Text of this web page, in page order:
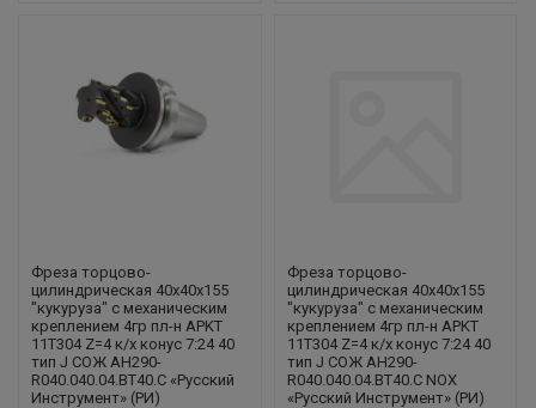
Фреза торцово-
цилиндрическая 40x40x155
"кукуруза" с механическим
креплением 4гр пл-н APKT
11T304 Z=4 к/х конус 7:24 40
тип J СОЖ AH290-
R040.040.04.BT40.C «Русский
Инструмент» (РИ)
Фреза торцово-
цилиндрическая 40x40x155
"кукуруза" с механическим
креплением 4гр пл-н APKT
11T304 Z=4 к/х конус 7:24 40
тип J СОЖ AH290-
R040.040.04.BT40.C NOX
«Русский Инструмент» (РИ)